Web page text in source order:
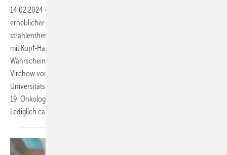
14.02.2024 -
erheblicher Fortschritte in den operativen und
strahlentherapeutischen Techniken ist die Prognose von Patienten
mit Kopf-Hals-Tumoren aufgrund einer hohen Rezidiv-
Wahrscheinlichkeit weiterhin unbefriedigend, erklärte Stefan Kasper-
Virchow von der Inneren Klinik (Tumorforschung) am
Universitätsklinikum Essen, Westdeutsches Tumorzentrum, auf dem
19. Onkologie-Update-Seminar am 2. und 3. Februar 2024 in Berlin.
Lediglich ca. 60 % der Patienten weisen ein Langzeitüberleben